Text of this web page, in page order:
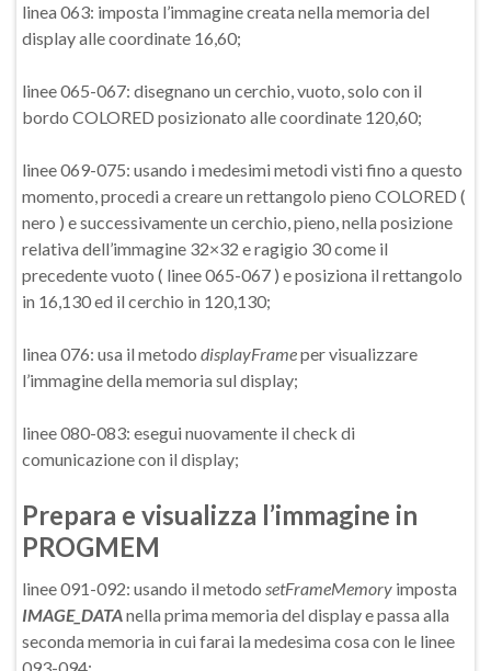
linea 063: imposta l’immagine creata nella memoria del
display alle coordinate 16,60;
linee 065-067: disegnano un cerchio, vuoto, solo con il
bordo COLORED posizionato alle coordinate 120,60;
linee 069-075: usando i medesimi metodi visti fino a questo
momento, procedi a creare un rettangolo pieno COLORED (
nero ) e successivamente un cerchio, pieno, nella posizione
relativa dell’immagine 32×32 e ragigio 30 come il
precedente vuoto ( linee 065-067 ) e posiziona il rettangolo
in 16,130 ed il cerchio in 120,130;
linea 076: usa il metodo displayFrameper visualizzare
l’immagine della memoria sul display;
linee 080-083: esegui nuovamente il check di
comunicazione con il display;
Prepara e visualizza l’immagine in
PROGMEM
linee 091-092: usando il metodo setFrameMemory imposta
IMAGE_DATAnella prima memoria del display e passa alla
seconda memoria in cui farai la medesima cosa con le linee